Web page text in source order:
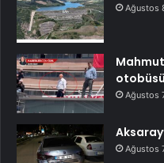
Ağustos
Ağustos
Ağustos